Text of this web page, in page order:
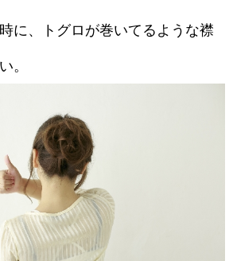
に、トグロが巻いてるような襟
。